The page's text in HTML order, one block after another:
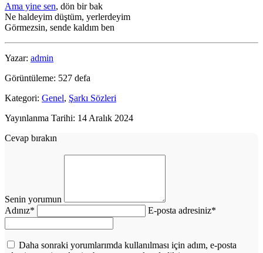
Ama yine sen, dön bir bak
Ne haldeyim düştüm, yerlerdeyim
Görmezsin, sende kaldım ben
Yazar: admin
Görüntüleme: 527 defa
Kategori: Genel, Şarkı Sözleri
Yayınlanma Tarihi: 14 Aralık 2024
Cevap bırakın
Senin yorumun
Adınız* E-posta adresiniz*
Daha sonraki yorumlarımda kullanılması için adım, e-posta